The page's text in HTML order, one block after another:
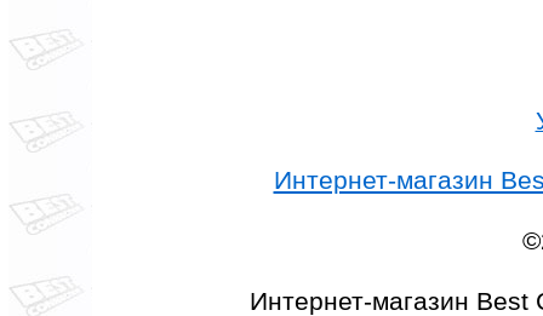
Интернет-магазин
Интернет-магазин Best